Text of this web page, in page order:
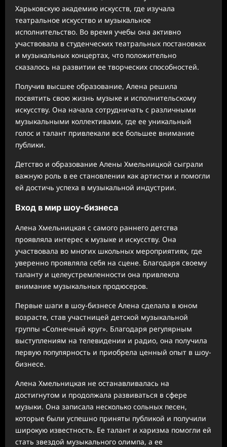
Харьковскую академию искусств, где изучала
театральное искусство и музыкальное
исполнительство. Во время учебы она активно
участвовала в студенческих театральных постановках
и музыкальных концертах, что положительно
сказалось на развитии ее творческих способностей.
Получив высшее образование, Алена решила
посвятить свою жизнь музыке и исполнительскому
искусству. Она начала сотрудничать с различными
музыкальными коллективами, где ее уникальный
голос и талант привлекали все большее внимание
публики.
Детство и образование Алены Хмельницкой сыграли
важную роль в ее становлении как артистки и помогли
ей достичь успеха в музыкальной индустрии.
Вход в мир шоу-бизнеса
Алена Хмельницкая с самого раннего детства
проявляла интерес к музыке и искусству. Она
участвовала во многих школьных мероприятиях, где
уверенно проявляла себя на сцене. Благодаря своему
таланту и целеустремленности она привлекла
внимание музыкальных продюсеров.
Первые шаги в шоу-бизнесе Алена сделала в юном
возрасте, став участницей детской музыкальной
группы «Солнечный круг». Благодаря регулярным
выступлениям на телевидении и радио, она получила
первую популярность и приобрела ценный опыт в шоу-
бизнесе.
Алена Хмельницкая не останавливалась на
достигнутом и продолжала развиваться в сфере
музыки. Она записала несколько сольных песен,
которые были успешно приняты публикой и получили
широкую известность. Ее талант и харизма помогли ей
стать звездой музыкального олимпа, а ее